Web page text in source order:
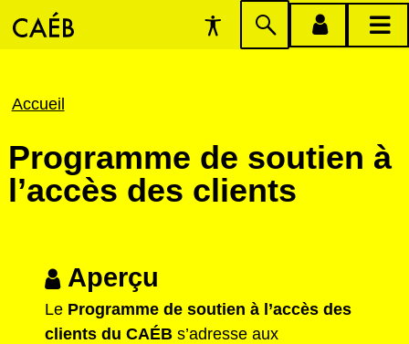
Préférences
d'accessibilité
Passer
menu
menu
Fil
Accueil
Programme de soutien à
l’accès des clients
Aperçu
LeProgramme de soutien à l’accès des
clients du CAÉB s’adresse aux